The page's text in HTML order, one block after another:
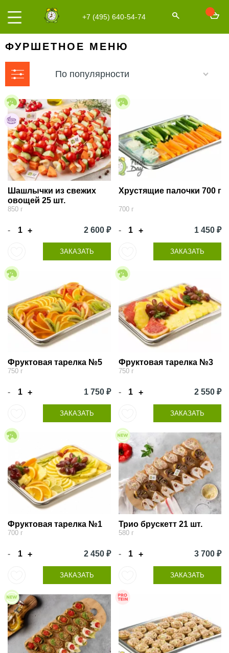
+7 (495) 640-54-74
ФУРШЕТНОЕ МЕНЮ
По популярности
Шашлычки из свежих
овощей 25 шт.
850 г
- + 2 600 ₽
ЗАКАЗАТЬ
Хрустящие палочки 700 г
700 г
- + 1 450 ₽
ЗАКАЗАТЬ
Фруктовая тарелка №5
750 г
- + 1 750 ₽
ЗАКАЗАТЬ
Фруктовая тарелка №3
750 г
- + 2 550 ₽
ЗАКАЗАТЬ
Фруктовая тарелка №1
700 г
- + 2 450 ₽
ЗАКАЗАТЬ
Трио брускетт 21 шт.
580 г
- + 3 700 ₽
ЗАКАЗАТЬ